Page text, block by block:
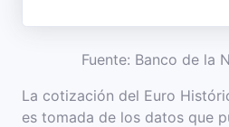
Fuente: Banco de la
La cotización del Euro
es tomada de los datos que